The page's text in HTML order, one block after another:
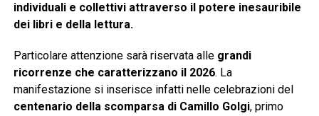
individuali e collettivi attraverso il potere inesauribile
dei libri e della lettura.
Particolare attenzione sarà riservata alle grandi
ricorrenze che caratterizzano il 2026. La
manifestazione si inserisce infatti nelle celebrazioni del
centenario della scomparsa di Camillo Golgi, primo